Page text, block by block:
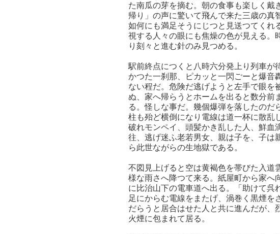
た南瓜の芽を摘む。朝の食事も楽しく戴
帰り」の声に驚いて飛んで来た三歳の真
如何にも満足そうにじつと見送つてくれ
視する人々の眼にも焦燥の色が見える。
り刻々と進む針のみ見つめる。
駅前終点につくと八時六分発上り列車が
かつた一刹那、ピカッと一閃ごーと爆音
ない程だ。危険だ逃げようと左手で眼
ぬ、家へ帰らうとホームを出ると数分前
る。怪しな事だ。幾個爆弾を落したの
柱も殆ど横倒になり電線は道一杯に散乱
破れモンペイ、頭髪かき乱した人、鮮血
往、逃げ迷ふ老若男女、親は子を、子は
ら此世ながらの生地獄である。
不図見上げると空は黄褐色を帯びた入道
様な雨さへ降つて来る。紙屋町から家へ
に比治山下の電車道へ出る。「助けて呉
足にからむ電線をまたげ、渦巻く黒煙
だらうと居合はせた人と共に進んだが、
火煙に包まれて居る。